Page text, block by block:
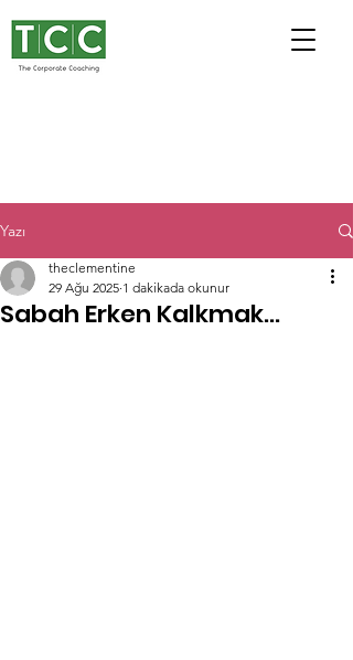
Yazı
Sabah Erken Kalkmak…
theclementine
29 Ağu 2025 1 dakikada okunur